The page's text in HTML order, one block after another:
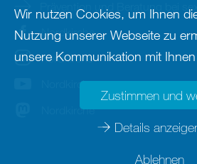
Prävention und Beratung bei
Nordkirche
nordkirche
Nordkirche
Nordkirche
Wir nutzen Cookies, um Ihnen
Nutzung unserer Webseite zu
unsere Kommunikation mit
Zustimmen und
Details
Ablehnen